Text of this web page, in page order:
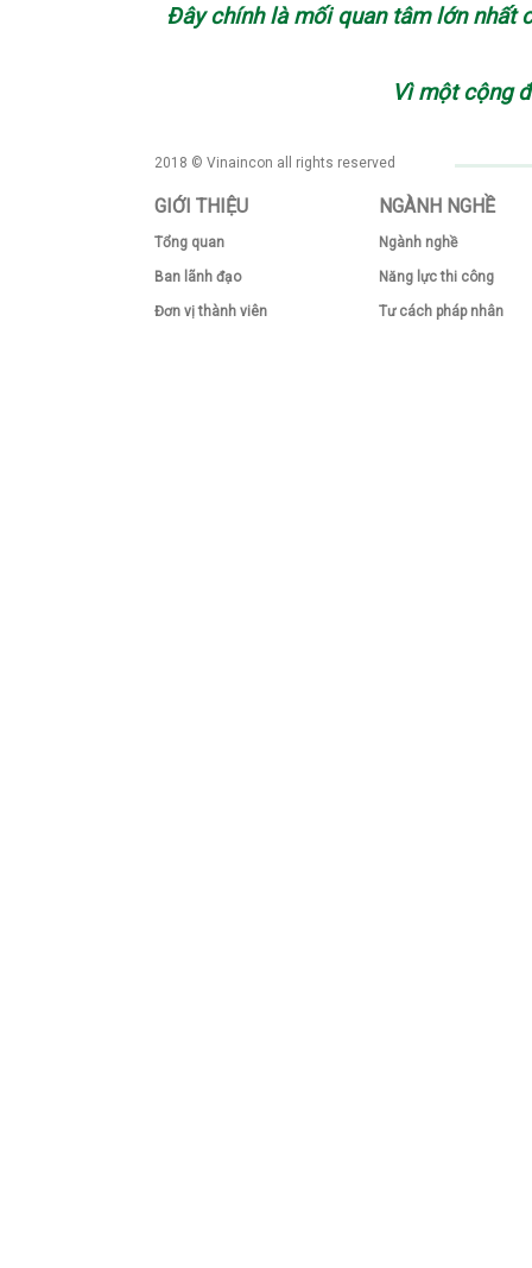
Đây chính là mối quan tâm lớn nhất
Vìmột cộng
2018 © Vinaincon all rights reserved
GIỚI THIỆU
Tổng quan
Ban lãnh đạo
Đơn vị thành viên
NGÀNH NGHỀ
Ngành nghề
Năng lực thi công
Tư cách pháp nhân